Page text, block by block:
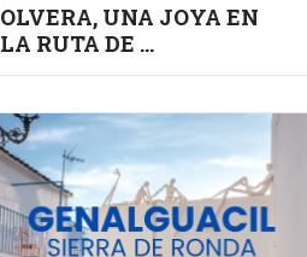
OLVERA, UNA JOYA EN
LA RUTA DE …